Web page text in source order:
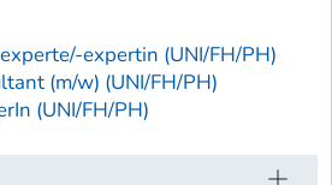
expertin (UNI/FH/PH)
(m/w) (UNI/FH/PH)
(UNI/FH/PH)